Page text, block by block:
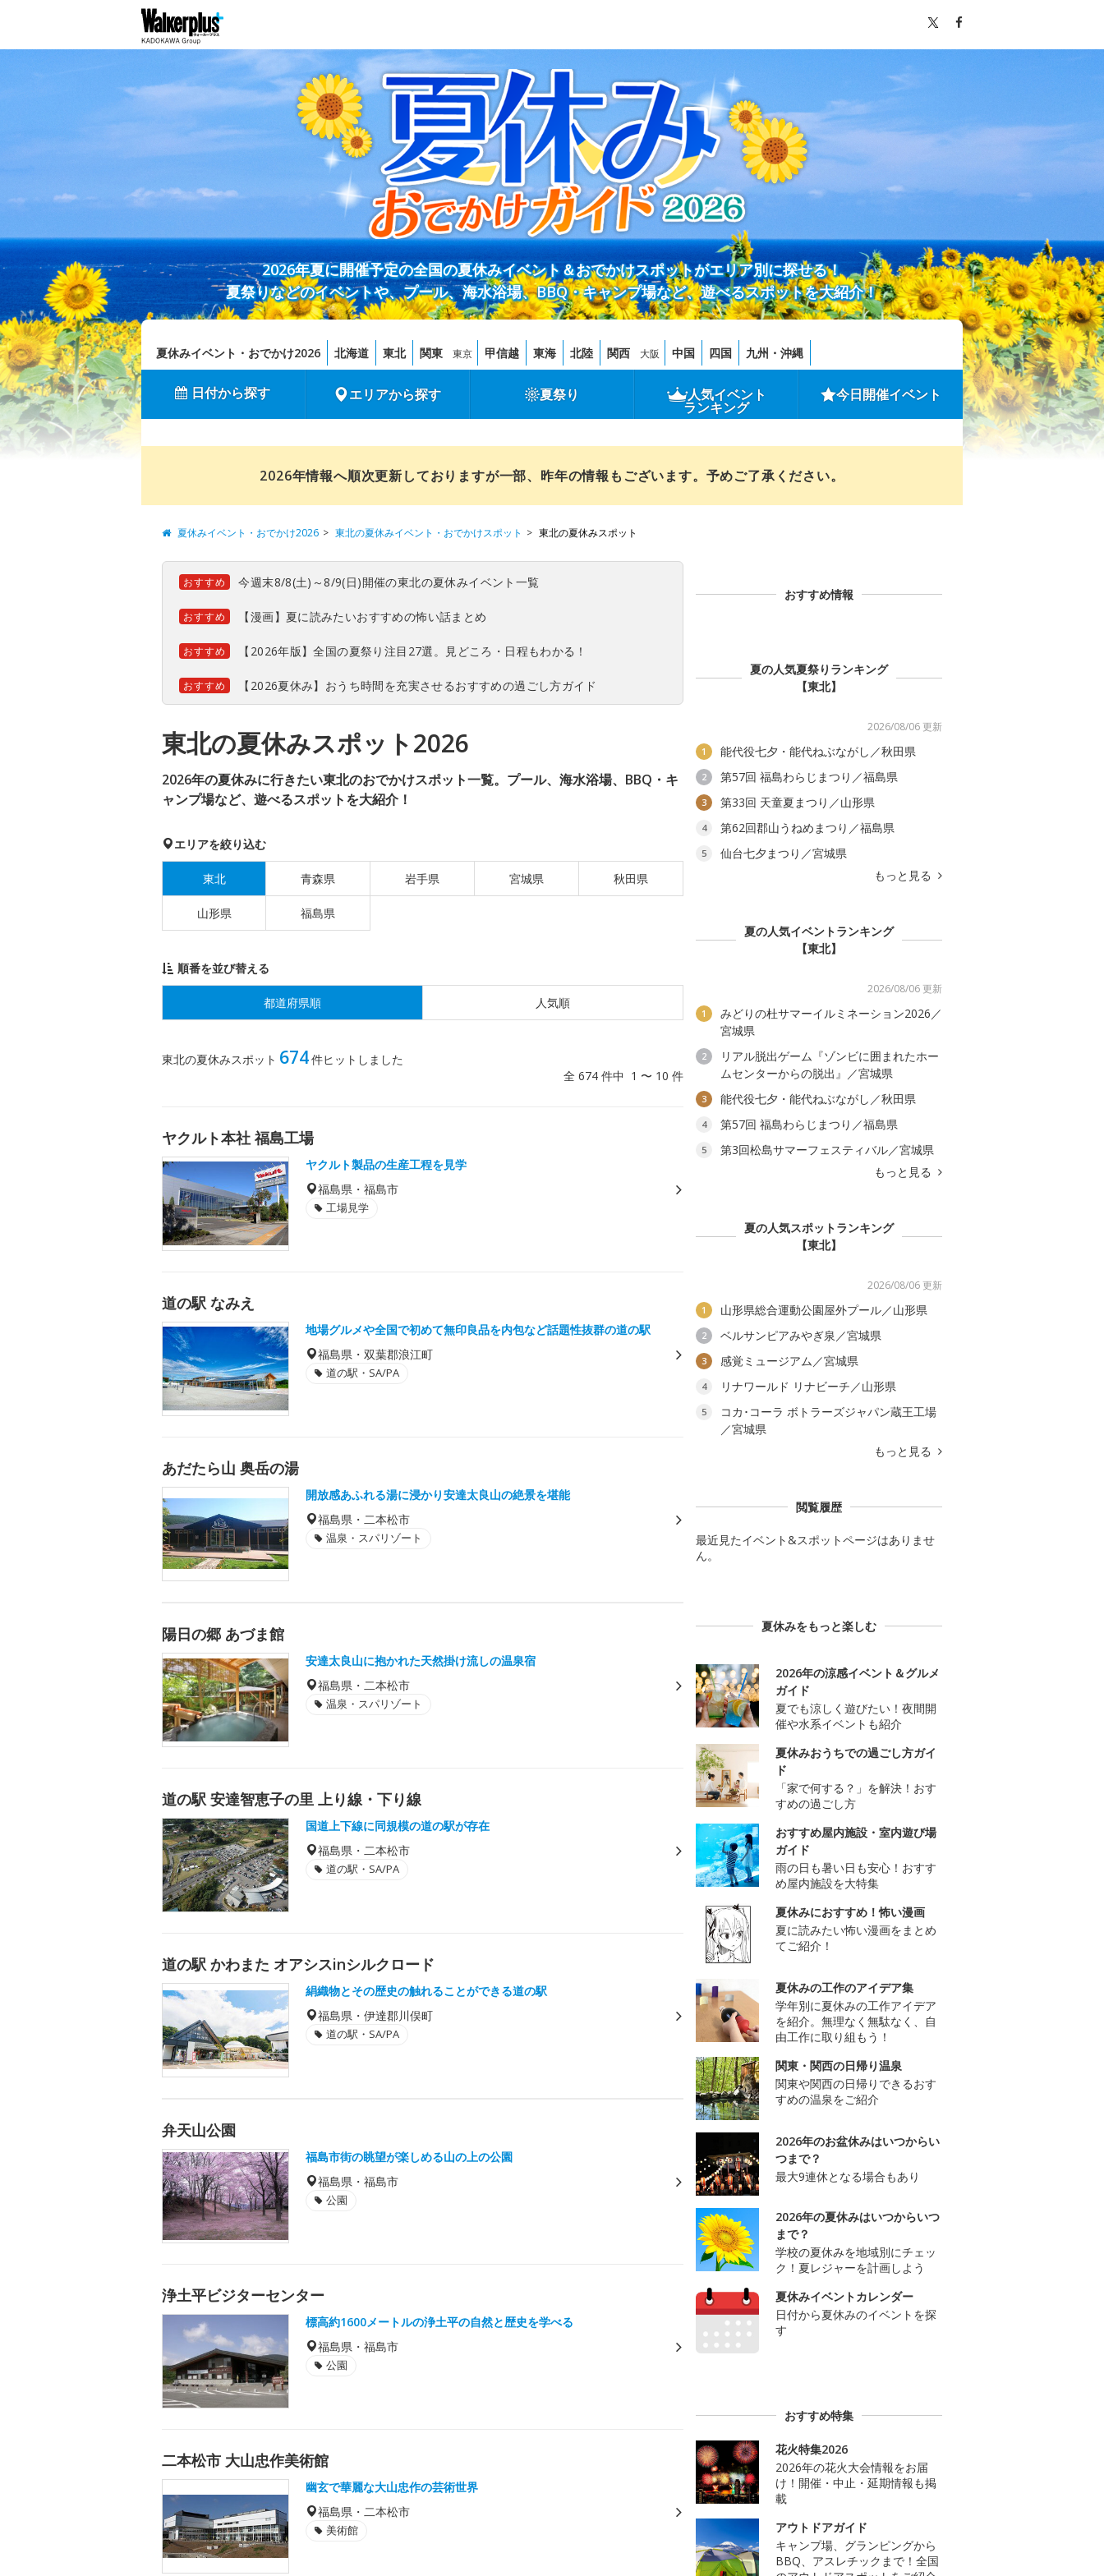
2026年夏に開催予定の全国の夏休みイベント＆おでかけスポットがエリア別に探せる！
夏祭りなどのイベントや、プール、海水浴場、BBQ・キャンプ場など、遊べるスポットを大紹介！
夏休みイベント・おでかけ2026 北海道 東北 関東 東京 甲信越 東海 北陸 関西 大阪 中国 四国 九州・沖縄
日付から探す エリアから探す 夏祭り 人気イベント
ランキング
今日開催イベント
2026年情報へ順次更新しておりますが一部、昨年の情報もございます。予めご了承ください。
夏休みイベント・おでかけ2026 東北の夏休みイベント・おでかけスポット 東北の夏休みスポット
おすすめ 今週末8/8(土)～8/9(日)開催の東北の夏休みイベント一覧
おすすめ 【漫画】夏に読みたいおすすめの怖い話まとめ
おすすめ 【2026年版】全国の夏祭り注目27選。見どころ・日程もわかる！
おすすめ 【2026夏休み】おうち時間を充実させるおすすめの過ごし方ガイド
東北の夏休みスポット2026
2026年の夏休みに行きたい東北のおでかけスポット一覧。プール、海水浴場、BBQ・キ
ャンプ場など、遊べるスポットを大紹介！
エリアを絞り込む
東北 青森県 岩手県 宮城県 秋田県
山形県 福島県
順番を並び替える
都道府県順 人気順
東北の夏休みスポット 674件ヒットしました
全 674 件中 1 〜 10 件
ヤクルト本社 福島工場
ヤクルト製品の生産工程を見学
福島県・福島市
工場見学
道の駅 なみえ
地場グルメや全国で初めて無印良品を内包など話題性抜群の道の駅
福島県・双葉郡浪江町
道の駅・SA/PA
あだたら山 奥岳の湯
開放感あふれる湯に浸かり安達太良山の絶景を堪能
福島県・二本松市
温泉・スパリゾート
陽日の郷 あづま館
安達太良山に抱かれた天然掛け流しの温泉宿
福島県・二本松市
温泉・スパリゾート
道の駅 安達智恵子の里 上り線・下り線
国道上下線に同規模の道の駅が存在
福島県・二本松市
道の駅・SA/PA
道の駅 かわまた オアシスinシルクロード
絹織物とその歴史の触れることができる道の駅
福島県・伊達郡川俣町
道の駅・SA/PA
弁天山公園
福島市街の眺望が楽しめる山の上の公園
福島県・福島市
公園
浄土平ビジターセンター
標高約1600メートルの浄土平の自然と歴史を学べる
福島県・福島市
公園
二本松市 大山忠作美術館
幽玄で華麗な大山忠作の芸術世界
福島県・二本松市
美術館
おすすめ情報
夏の人気夏祭りランキング
【東北】
2026/08/06 更新
1 能代役七夕・能代ねぶながし／秋田県
2 第57回 福島わらじまつり／福島県
3 第33回 天童夏まつり／山形県
4 第62回郡山うねめまつり／福島県
5
仙台七夕まつり／宮城県
もっと見る
夏の人気イベントランキング
【東北】
2026/08/06 更新
1
みどりの杜サマーイルミネーション2026／
宮城県
2
リアル脱出ゲーム『ゾンビに囲まれたホー
ムセンターからの脱出』／宮城県
3 能代役七夕・能代ねぶながし／秋田県
4 第57回 福島わらじまつり／福島県
5
第3回松島サマーフェスティバル／宮城県
もっと見る
夏の人気スポットランキング
【東北】
2026/08/06 更新
1 山形県総合運動公園屋外プール／山形県
2 ベルサンピアみやぎ泉／宮城県
3 感覚ミュージアム／宮城県
4 リナワールド リナビーチ／山形県
5
コカ･コーラ ボトラーズジャパン蔵王工場
／宮城県
もっと見る
閲覧履歴
最近見たイベント&スポットページはありませ
ん。
夏休みをもっと楽しむ
2026年の涼感イベント＆グルメ
ガイド
夏でも涼しく遊びたい！夜間開
催や水系イベントも紹介
夏休みおうちでの過ごし方ガイ
ド
「家で何する？」を解決！おす
すめの過ごし方
おすすめ屋内施設・室内遊び場
ガイド
雨の日も暑い日も安心！おすす
め屋内施設を大特集
夏休みにおすすめ！怖い漫画
夏に読みたい怖い漫画をまとめ
てご紹介！
夏休みの工作のアイデア集
学年別に夏休みの工作アイデア
を紹介。無理なく無駄なく、自
由工作に取り組もう！
関東・関西の日帰り温泉
関東や関西の日帰りできるおす
すめの温泉をご紹介
2026年のお盆休みはいつからい
つまで？
最大9連休となる場合もあり
2026年の夏休みはいつからいつ
まで？
学校の夏休みを地域別にチェッ
ク！夏レジャーを計画しよう
夏休みイベントカレンダー
日付から夏休みのイベントを探
す
おすすめ特集
花火特集2026
2026年の花火大会情報をお届
け！開催・中止・延期情報も掲
載
アウトドアガイド
キャンプ場、グランピングから
BBQ、アスレチックまで！全国